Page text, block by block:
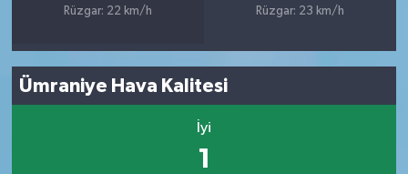
Rüzgar: 22 km/h
Rüzgar: 23 km/h
Ümraniye Hava Kalitesi
İyi
1